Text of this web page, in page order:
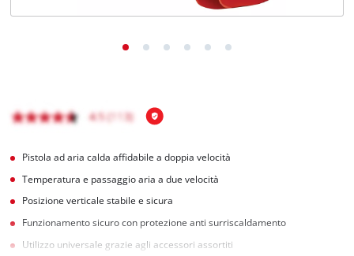
Pistola ad aria calda affidabile a doppia velocità
Temperatura e passaggio aria a due velocità
Posizione verticale stabile e sicura
Funzionamento sicuro con protezione anti surriscaldamento
Utilizzo universale grazie agli accessori assortiti